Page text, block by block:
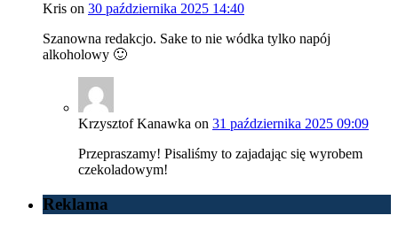
Kris on 30 października 2025 14:40
Szanowna redakcjo. Sake to nie wódka tylko napój
alkoholowy 🙂
Krzysztof Kanawka on 31 października 2025 09:09
Przepraszamy! Pisaliśmy to zajadając się wyrobem
czekoladowym!
Reklama